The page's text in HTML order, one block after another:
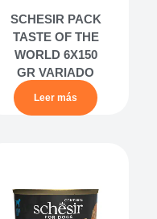
SCHESIR PACK
TASTE OF THE
WORLD 6X150
GR VARIADO
Leer más